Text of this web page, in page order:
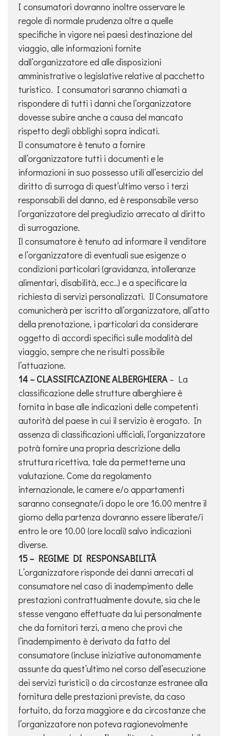
I consumatori dovranno inoltre osservare le
regole di normale prudenza oltre a quelle
specifiche in vigore nei paesi destinazione del
viaggio, alle informazioni fornite
dall’organizzatore ed alle disposizioni
amministrative o legislative relative al pacchetto
turistico. I consumatori saranno chiamati a
rispondere di tutti i danni che l’organizzatore
dovesse subire anche a causa del mancato
rispetto degli obblighi sopra indicati.
Il consumatore è tenuto a fornire
all’organizzatore tutti i documenti e le
informazioni in suo possesso utili all’esercizio del
diritto di surroga di quest’ultimo verso i terzi
responsabili del danno, ed è responsabile verso
l’organizzatore del pregiudizio arrecato al diritto
di surrogazione.
Il consumatore è tenuto ad informare il venditore
e l’organizzatore di eventuali sue esigenze o
condizioni particolari (gravidanza, intolleranze
alimentari, disabilità, ecc..) e a specificare la
richiesta di servizi personalizzati. Il Consumatore
comunicherà per iscritto all’organizzatore, all’atto
della prenotazione, i particolari da considerare
oggetto di accordi specifici sulle modalità del
viaggio, sempre che ne risulti possibile
l’attuazione.
14 – CLASSIFICAZIONE ALBERGHIERA – La
classificazione delle strutture alberghiere è
fornita in base alle indicazioni delle competenti
autorità del paese in cui il servizio è erogato. In
assenza di classificazioni ufficiali, l’organizzatore
potrà fornire una propria descrizione della
struttura ricettiva, tale da permetterne una
valutazione. Come da regolamento
internazionale, le camere e/o appartamenti
saranno consegnate/i dopo le ore 16.00 mentre il
giorno della partenza dovranno essere liberate/i
entro le ore 10.00 (ore locali) salvo indicazioni
diverse.
15 – REGIME DI RESPONSABILITÀ
L’organizzatore risponde dei danni arrecati al
consumatore nel caso di inadempimento delle
prestazioni contrattualmente dovute, sia che le
stesse vengano effettuate da lui personalmente
che da fornitori terzi, a meno che provi che
l’inadempimento è derivato da fatto del
consumatore (incluse iniziative autonomamente
assunte da quest’ultimo nel corso dell’esecuzione
dei servizi turistici) o da circostanze estranee alla
fornitura delle prestazioni previste, da caso
fortuito, da forza maggiore e da circostanze che
l’organizzatore non poteva ragionevolmente